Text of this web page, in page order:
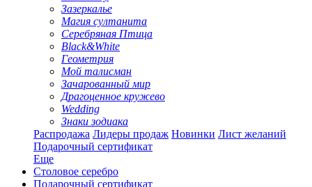
Зазеркалье
Магия султанита
Серебряная Птица
Black&White
Геометрия
Мой талисман
Зачарованный мир
Драгоценное кружево
Wedding
Знаки зодиака
Распродажа Лидеры продаж Новинки Лист желаний
Подарочный сертификат
Еще
Столовое серебро
Подарочный сертификат